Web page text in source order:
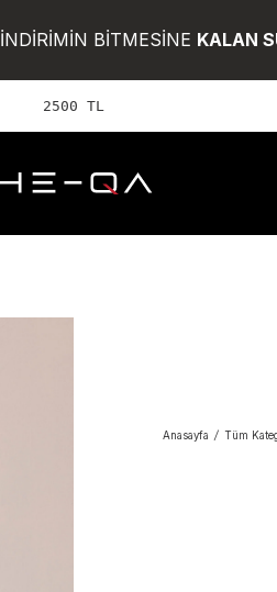
İNDİRİMİN BİTMESİNE KALAN
2500 TL ve üzeri Ü
Anasayfa / Tüm